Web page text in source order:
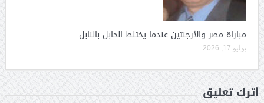
مباراة مصر والأرجنتين عندما يختلط الحابل بالنابل
يوليو 17, 2026
أترك تعليق